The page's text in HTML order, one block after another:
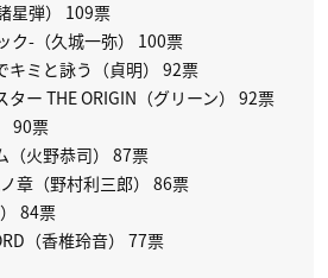
星弾） 109票
ク-（久城一弥） 100票
キミと詠う（貞明） 92票
ー THE ORIGIN（グリーン） 92票
90票
（火野恭司） 87票
章（野村利三郎） 86票
84票
（香椎玲音） 77票